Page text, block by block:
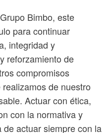
Bimbo, este
para continuar
integridad y
reforzamiento de
compromisos
de nuestro
Actuar con ética,
con la normativa y
actuar siempre con la